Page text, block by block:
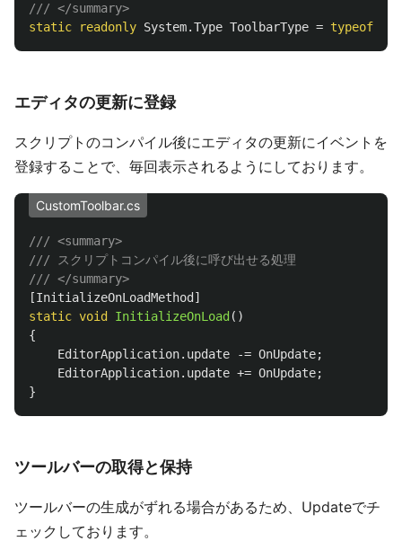
/// </summary>
static
readonly System.Type ToolbarType = typeof
エディタの更新に登録
スクリプトのコンパイル後にエディタの更新にイベントを
登録することで、毎回表示されるようにしております。
CustomToolbar.cs
/// <summary>
/// スクリプトコンパイル後に呼び出せる処理
/// </summary>
[InitializeOnLoadMethod ]
static void InitializeOnLoad ()
{
EditorApplication. update -= OnUpdate;
EditorApplication. update += OnUpdate;
}
ツールバーの取得と保持
ツールバーの生成がずれる場合があるため、Updateでチ
ェックしております。